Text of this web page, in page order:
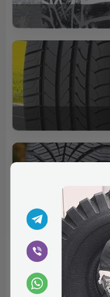
Відгуки (0)
Поки немає